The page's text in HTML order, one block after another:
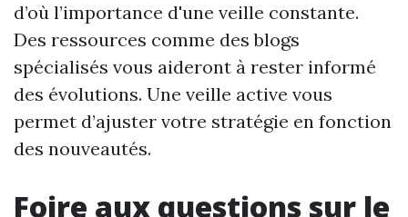
d’où l’importance d'une veille constante.
Des ressources comme des blogs
spécialisés vous aideront à rester informé
des évolutions. Une veille active vous
permet d’ajuster votre stratégie en fonction
des nouveautés.
Foire aux questions sur le